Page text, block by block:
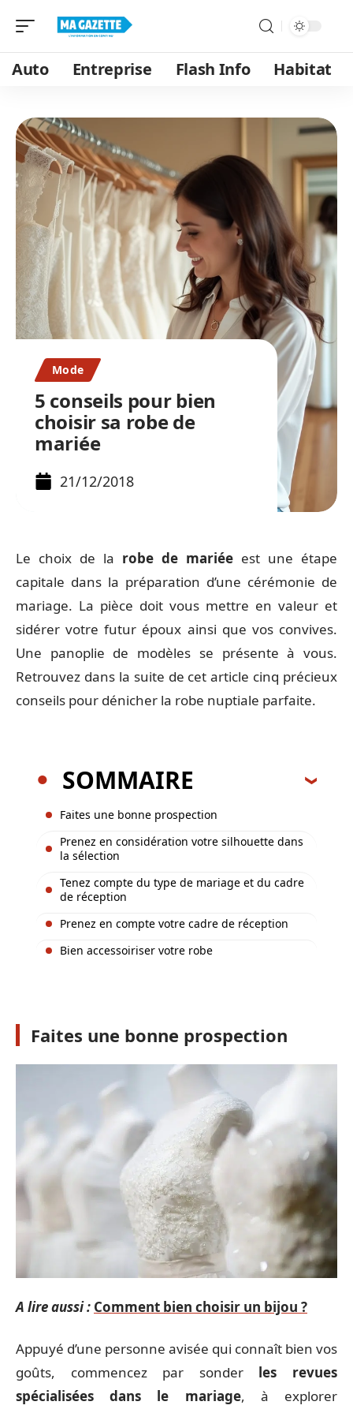
Auto Entreprise Flash Info Habitat
Mode
5 conseils pour bien
choisir sa robe de
mariée
21/12/2018
Le choix de la robe de mariée est une étape
capitale dans la préparation d’une cérémonie de
mariage. La pièce doit vous mettre en valeur et
sidérer votre futur époux ainsi que vos convives.
Une panoplie de modèles se présente à vous.
Retrouvez dans la suite de cet article cinq précieux
conseils pour dénicher la robe nuptiale parfaite.
SOMMAIRE
Faites une bonne prospection
Prenez en considération votre silhouette dans
la sélection
Tenez compte du type de mariage et du cadre
de réception
Prenez en compte votre cadre de réception
Bien accessoiriser votre robe
Faites une bonne prospection
A lire aussi : Comment bien choisir un bijou ?
Appuyé d’une personne avisée qui connaît bien vos
goûts, commencez par sonder les revues
spécialisées dans le mariage, à explorer